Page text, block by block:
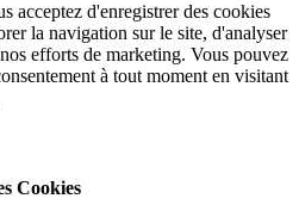
acceptez d'enregistrer des cookies
la navigation sur le site, d'analyser
efforts de marketing. Vous pouvez
à tout moment en visitant
Cookies